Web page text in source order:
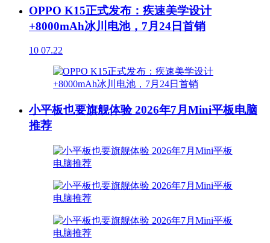
OPPO K15正式发布：疾速美学设计
+8000mAh冰川电池，7月24日首销
10 07.22
小平板也要旗舰体验 2026年7月Mini平板电脑
推荐